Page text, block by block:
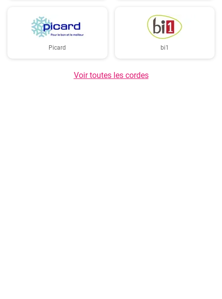
Picard bi1
Voir toutes les cordes